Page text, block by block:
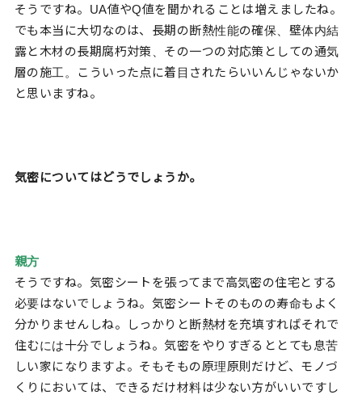
そうですね。UA値やQ値を聞かれることは増えましたね。
でも本当に大切なのは、長期の断熱性能の確保、壁体内結
露と木材の長期腐朽対策、その一つの対応策としての通気
層の施工。こういった点に着目されたらいいんじゃないか
と思いますね。
気密についてはどうでしょうか。
親方
そうですね。気密シートを張ってまで高気密の住宅とする
必要はないでしょうね。気密シートそのものの寿命もよく
分かりませんしね。しっかりと断熱材を充填すればそれで
住むには十分でしょうね。気密をやりすぎるととても息苦
しい家になりますよ。そもそもの原理原則だけど、モノづ
くりにおいては、できるだけ材料は少ない方がいいですし